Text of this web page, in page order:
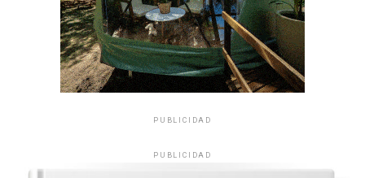
PUBLICIDAD
PUBLICIDAD